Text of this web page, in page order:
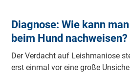
Diagnose: Wie kann
beim Hund nachweisen?
Der Verdacht auf Leishmaniose
erst einmal vor eine große